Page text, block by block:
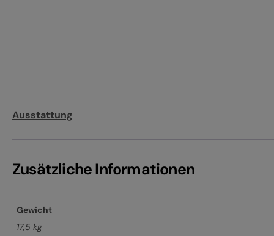
Ausstattung
Zusätzliche Informationen
Gewicht
17,5 kg